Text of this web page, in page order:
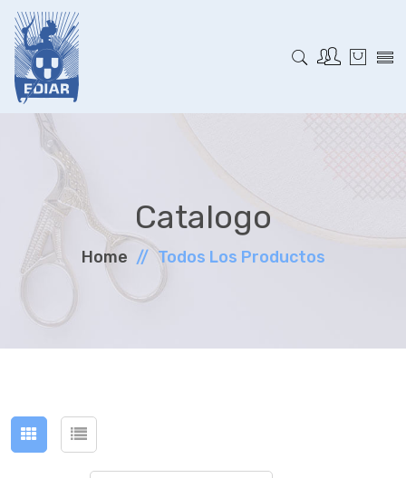
Catalogo
Home Todos Los Productos